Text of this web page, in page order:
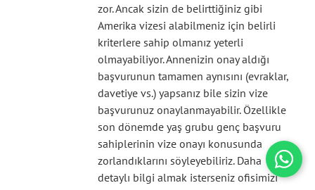
zor. Ancak sizin de belirttiğiniz gibi
Amerika vizesi alabilmeniz için belirli
kriterlere sahip olmanız yeterli
olmayabiliyor. Annenizin onay aldığı
başvurunun tamamen aynısını (evraklar,
davetiye vs.) yapsanız bile sizin vize
başvurunuz onaylanmayabilir. Özellikle
son dönemde yaş grubu genç başvuru
sahiplerinin vize onayı konusunda
zorlandıklarını söyleyebiliriz. Daha
detaylı bilgi almak isterseniz ofisimizi